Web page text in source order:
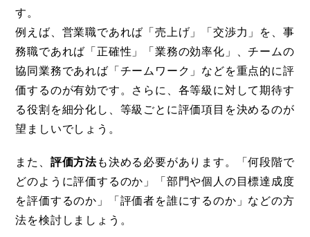
す。
例えば、営業職であれば「売上げ」「交渉力」を、事
務職であれば「正確性」「業務の効率化」、チームの
協同業務であれば「チームワーク」などを重点的に評
価するのが有効です。さらに、各等級に対して期待す
る役割を細分化し、等級ごとに評価項目を決めるのが
望ましいでしょう。
また、 評価方法も決める必要があります。「何段階で
どのように評価するのか」「部門や個人の目標達成度
を評価するのか」「評価者を誰にするのか」などの方
法を検討しましょう。